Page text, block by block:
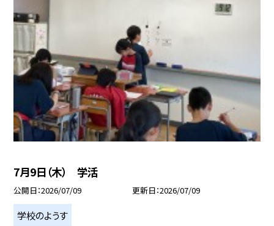
7月9日（木） 学活
公開日 2026/07/09 更新日 2026/07/09
学校のようす